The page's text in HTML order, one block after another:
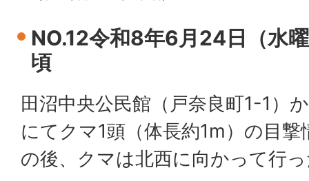
NO.12令和8年6月24日（水
頃
田沼中央公民館（戸奈良町1-1）
にてクマ1頭（体長約1m）の目
の後、クマは北西に向かって行